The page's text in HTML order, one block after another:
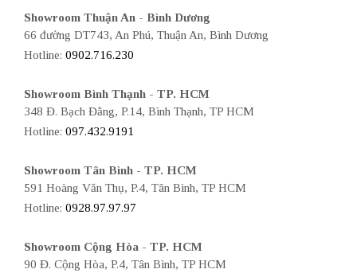
Showroom Thuận An - Bình Dương
66 đường DT743, An Phú, Thuận An, Bình Dương
Hotline: 0902.716.230
Showroom Bình Thạnh - TP. HCM
348 Đ. Bạch Đằng, P.14, Bình Thạnh, TP HCM
Hotline: 097.432.9191
Showroom Tân Bình - TP. HCM
591 Hoàng Văn Thụ, P.4, Tân Bình, TP HCM
Hotline: 0928.97.97.97
Showroom Cộng Hòa - TP. HCM
90 Đ. Cộng Hòa, P.4, Tân Bình, TP HCM